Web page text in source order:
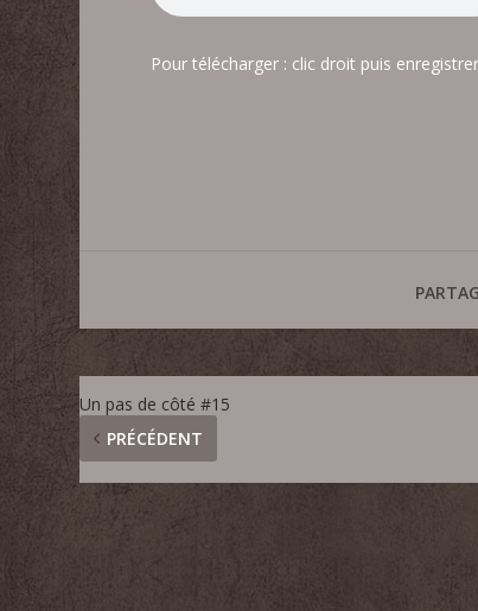
Pour télécharger : clic droit puis
Un pas de côté #15
PRÉCÉDENT